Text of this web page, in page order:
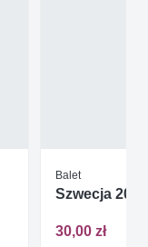
Balet
Szwecja
30,00 zł